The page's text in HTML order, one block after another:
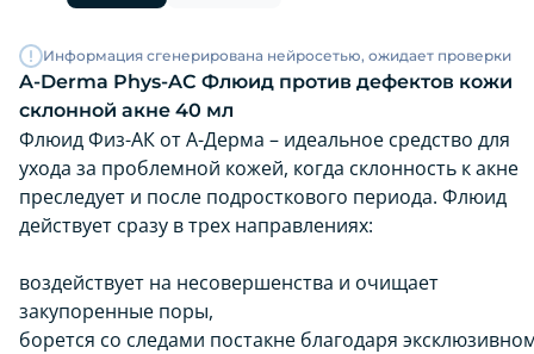
Информация сгенерирована нейросетью, ожидает проверки
A-Derma Phys-AC Флюид против дефектов кожи
склонной акне 40 мл
Флюид Физ-АК от А-Дерма – идеальное средство для
ухода за проблемной кожей, когда склонность к акне
преследует и после подросткового периода. Флюид
действует сразу в трех направлениях:
воздействует на несовершенства и очищает
закупоренные поры,
борется со следами постакне благодаря